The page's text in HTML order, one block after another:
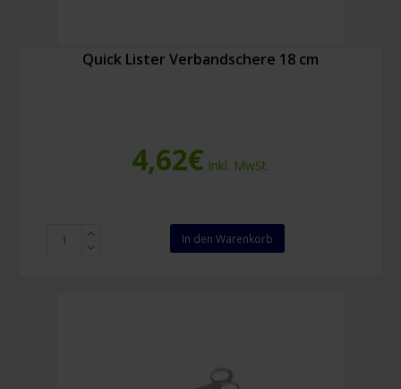
Quick Lister Verbandschere 18 cm
4,62€ Inkl. MwSt.
In den Warenkorb